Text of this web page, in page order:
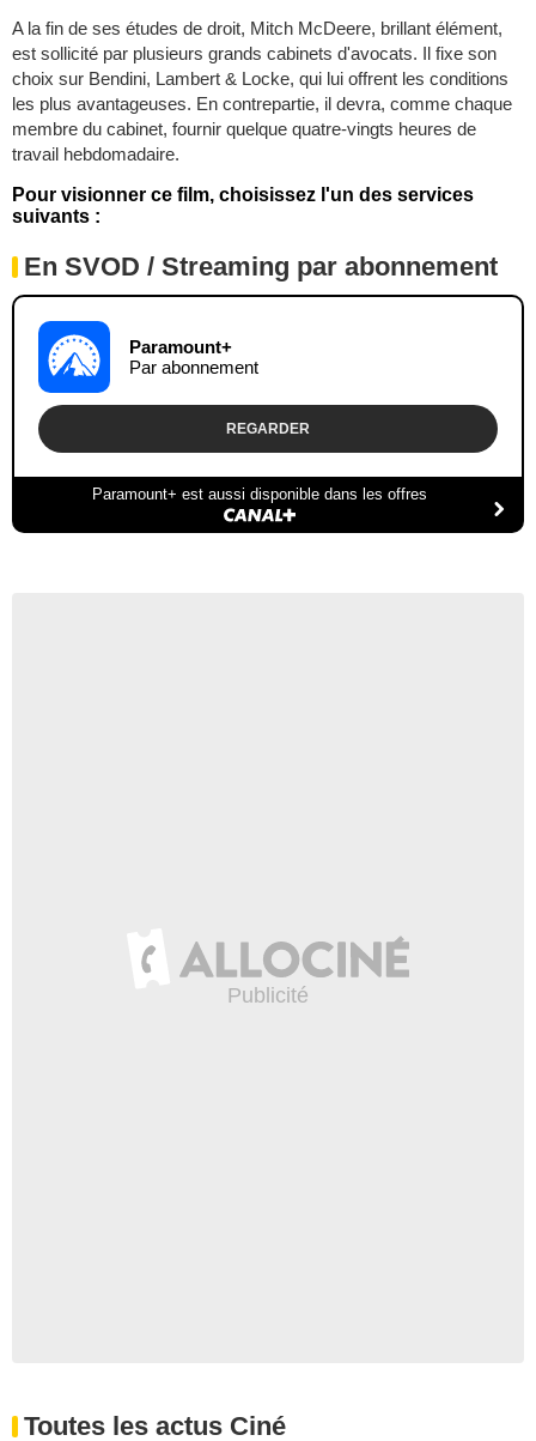
A la fin de ses études de droit, Mitch McDeere, brillant élément,
est sollicité par plusieurs grands cabinets d'avocats. Il fixe son
choix sur Bendini, Lambert & Locke, qui lui offrent les conditions
les plus avantageuses. En contrepartie, il devra, comme chaque
membre du cabinet, fournir quelque quatre-vingts heures de
travail hebdomadaire.
Pour visionner ce film, choisissez l'un des services
suivants :
En SVOD / Streaming par abonnement
Paramount+
Par abonnement
REGARDER
Paramount+ est aussi disponible dans les offres
Toutes les actus Ciné